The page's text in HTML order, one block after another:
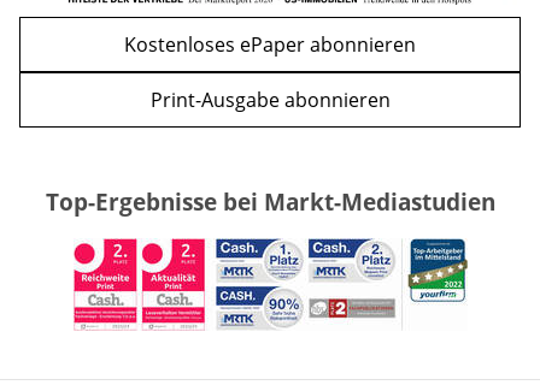
Kostenloses ePaper abonnieren
Print-Ausgabe abonnieren
Top-Ergebnisse bei Markt-Mediastudien